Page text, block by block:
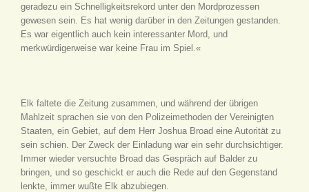
geradezu ein Schnelligkeitsrekord unter den Mordprozessen
gewesen sein. Es hat wenig darüber in den Zeitungen gestanden.
Es war eigentlich auch kein interessanter Mord, und
merkwürdigerweise war keine Frau im Spiel.«
Elk faltete die Zeitung zusammen, und während der übrigen
Mahlzeit sprachen sie von den Polizeimethoden der Vereinigten
Staaten, ein Gebiet, auf dem Herr Joshua Broad eine Autorität zu
sein schien. Der Zweck der Einladung war ein sehr durchsichtiger.
Immer wieder versuchte Broad das Gespräch auf Balder zu
bringen, und so geschickt er auch die Rede auf den Gegenstand
lenkte, immer wußte Elk abzubiegen.